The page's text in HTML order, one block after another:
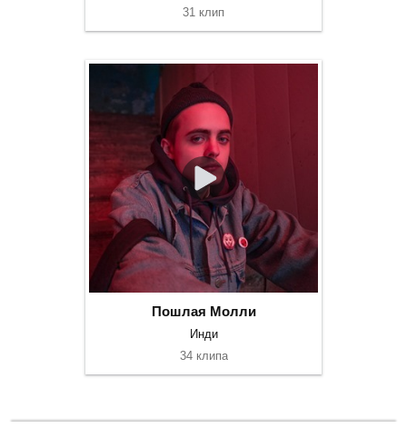
31 клип
Пошлая Молли
Инди
34 клипа